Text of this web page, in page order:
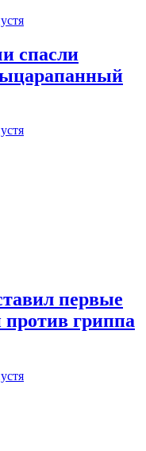
спасли
первые
против гриппа